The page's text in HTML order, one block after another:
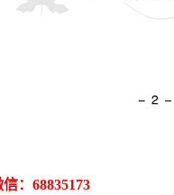
： 68835173